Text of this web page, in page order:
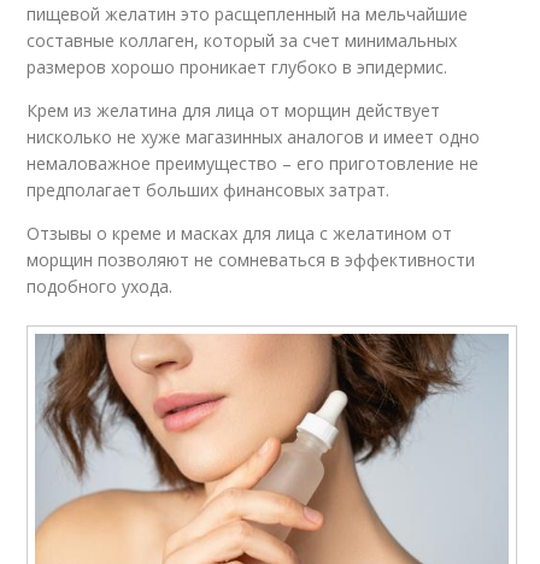
пищевой желатин это расщепленный на мельчайшие
составные коллаген, который за счет минимальных
размеров хорошо проникает глубоко в эпидермис.
Крем из желатина для лица от морщин действует
нисколько не хуже магазинных аналогов и имеет одно
немаловажное преимущество – его приготовление не
предполагает больших финансовых затрат.
Отзывы о креме и масках для лица с желатином от
морщин позволяют не сомневаться в эффективности
подобного ухода.